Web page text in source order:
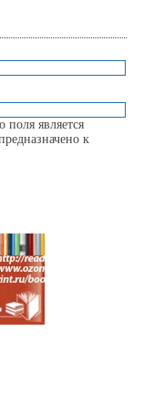
поля является
к